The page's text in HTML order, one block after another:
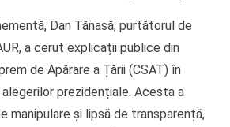
Dan Tănasă, purtătorul de
a cerut explicații publice din
de Apărare a Țării (CSAT) în
prezidențiale. Acesta a
manipulare și lipsă de transparență,